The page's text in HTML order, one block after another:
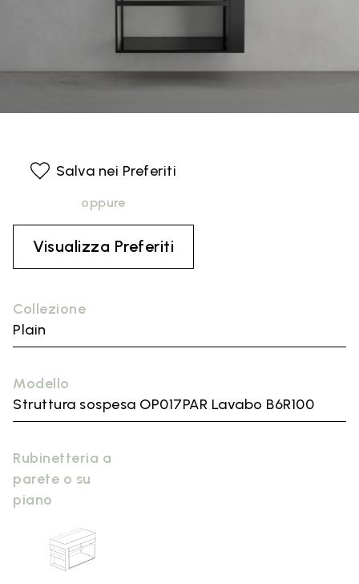
Collezione
Plain
Modello
Struttura sospesa OP017PAR Lavabo B6R100
Rubinetteria a
parete o su
piano
Salva nei Preferiti
oppure
Visualizza Preferiti